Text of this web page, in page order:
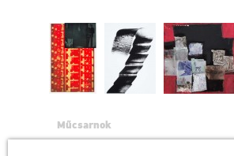
Műcsarnok